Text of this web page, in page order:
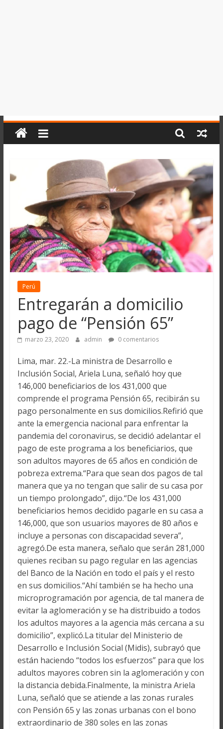
Perú
Entregarán a domicilio
pago de “Pensión 65”
marzo 23, 2020 admin 0 comentarios
Lima, mar. 22.-La ministra de Desarrollo e
Inclusión Social, Ariela Luna, señaló hoy que
146,000 beneficiarios de los 431,000 que
comprende el programa Pensión 65, recibirán su
pago personalmente en sus domicilios.Refirió que
ante la emergencia nacional para enfrentar la
pandemia del coronavirus, se decidió adelantar el
pago de este programa a los beneficiarios, que
son adultos mayores de 65 años en condición de
pobreza extrema.“Para que sean dos pagos de tal
manera que ya no tengan que salir de su casa por
un tiempo prolongado”, dijo.“De los 431,000
beneficiarios hemos decidido pagarle en su casa a
146,000, que son usuarios mayores de 80 años e
incluye a personas con discapacidad severa”,
agregó.De esta manera, señalo que serán 281,000
quienes reciban su pago regular en las agencias
del Banco de la Nación en todo el país y el resto
en sus domicilios.“Ahí también se ha hecho una
microprogramación por agencia, de tal manera de
evitar la aglomeración y se ha distribuido a todos
los adultos mayores a la agencia más cercana a su
domicilio”, explicó.La titular del Ministerio de
Desarrollo e Inclusión Social (Midis), subrayó que
están haciendo “todos los esfuerzos” para que los
adultos mayores cobren sin la aglomeración y con
la distancia debida.Finalmente, la ministra Ariela
Luna, señaló que se atiende a las zonas rurales
con Pensión 65 y las zonas urbanas con el bono
extraordinario de 380 soles en las zonas